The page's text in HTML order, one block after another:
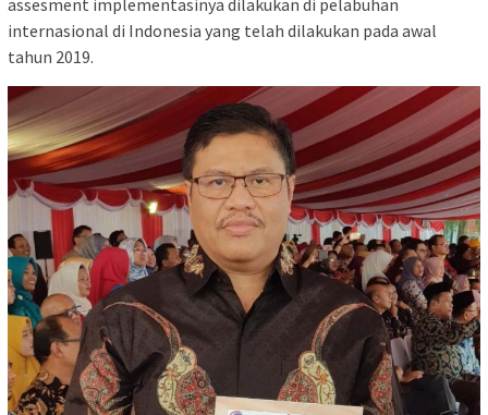
internasional di Indonesia yang telah dilakukan pada awal
tahun 2019.